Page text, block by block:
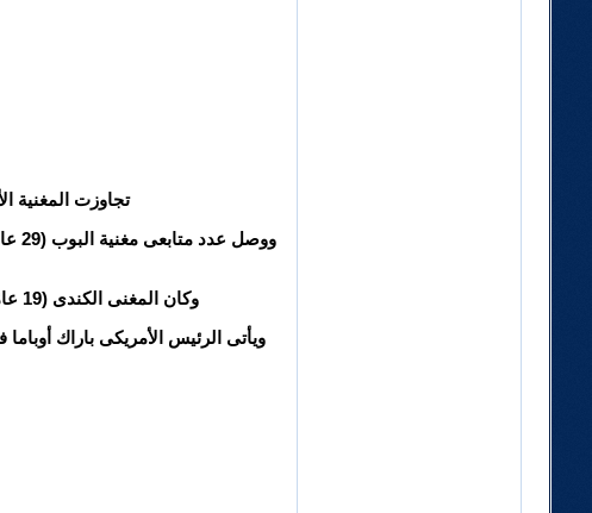
تجاوزت المغنية
وكان المغنى الكندى (19 عامًا) يحتل الصدارة منذ يناير، عندما تفوق آنذاك على ليدى جاجا التى تحتل المرتبة الثالثة حاليًا بحوالى 40 مليون متابع.